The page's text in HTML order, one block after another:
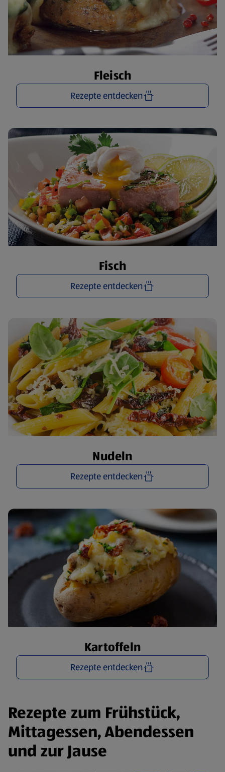
Fleisch
Rezepte entdecken
Fisch
Rezepte entdecken
Nudeln
Rezepte entdecken
Kartoffeln
Rezepte entdecken
Rezepte zum Frühstück,
Mittagessen, Abendessen
und zur Jause